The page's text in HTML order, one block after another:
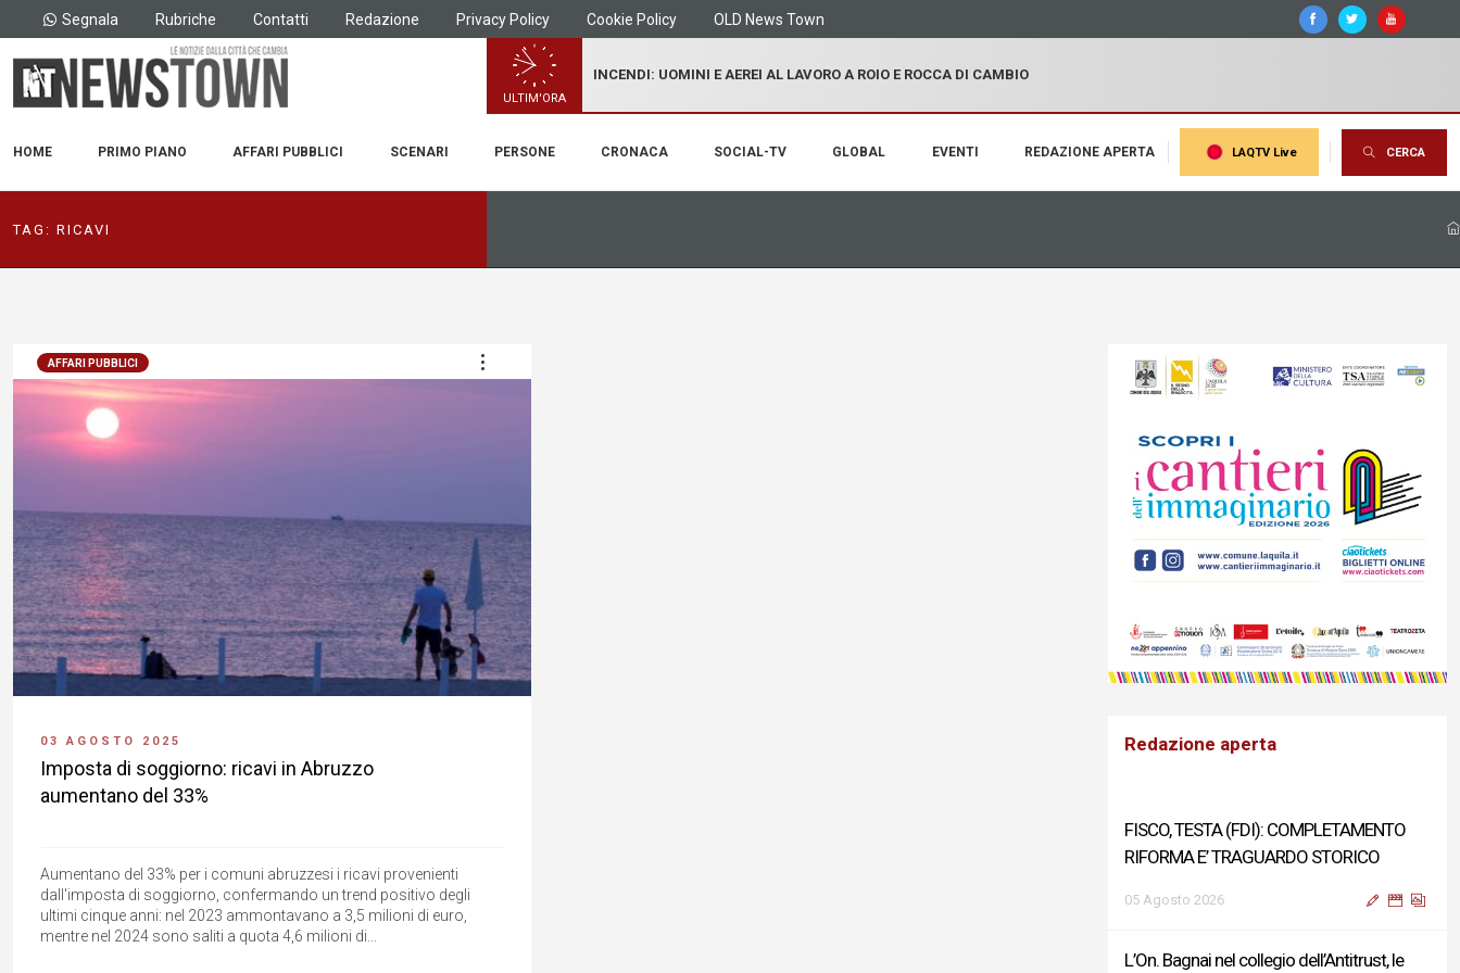
Segnala Rubriche Contatti Redazione Privacy Policy Cookie Policy OLD News Town
ULTIM'ORA
INCENDI: UOMINI E AEREI AL LAVORO A ROIO E ROCCA DI CAMBIO
HOME PRIMO PIANO AFFARI PUBBLICI SCENARI PERSONE CRONACA SOCIAL-TV GLOBAL EVENTI REDAZIONE APERTA LAQTV Live CERCA
TAG: RICAVI
AFFARI PUBBLICI
03 AGOSTO 2025
Imposta di soggiorno: ricavi in Abruzzo
aumentano del 33%
Aumentano del 33% per i comuni abruzzesi i ricavi provenienti
dall'imposta di soggiorno, confermando un trend positivo degli
ultimi cinque anni: nel 2023 ammontavano a 3,5 milioni di euro,
mentre nel 2024 sono saliti a quota 4,6 milioni di...
Redazione aperta
FISCO, TESTA (FDI): COMPLETAMENTO
RIFORMA E’ TRAGUARDO STORICO
05 Agosto 2026
L’On. Bagnai nel collegio dell’Antitrust, le